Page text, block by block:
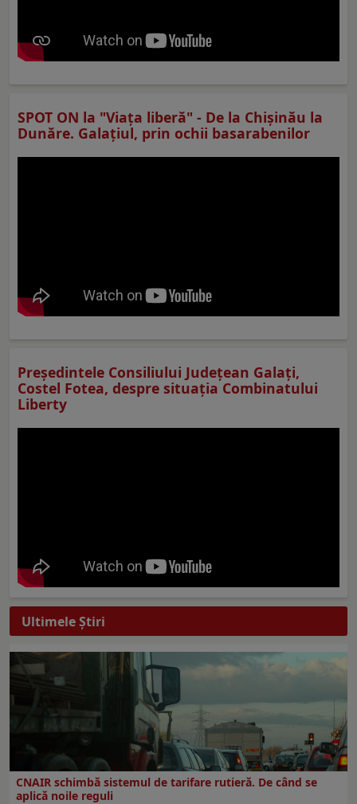
SPOT ON la "Viaţa liberă" - De la Chișinău la
Dunăre. Galațiul, prin ochii basarabenilor
Preşedintele Consiliului Judeţean Galaţi,
Costel Fotea, despre situaţia Combinatului
Liberty
Ultimele Ştiri
CNAIR schimbă sistemul de tarifare rutieră. De când se
aplică noile reguli